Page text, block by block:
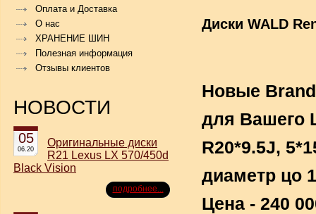
Диски WALD
Новые Brand
для Вашего
R20*9.5J,
диаметр
Цена - 240
Оплата и Доставка
О нас
ХРАНЕНИЕ ШИН
Полезная информация
Отзывы клиентов
НОВОСТИ
05
06.20
Оригинальные диски
R21 Lexus LX 570/450d
Black Vision
подробнее...